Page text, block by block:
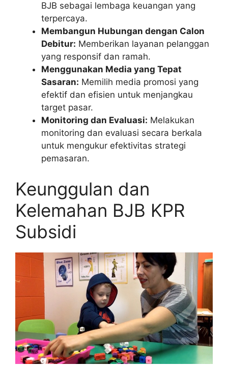
BJB sebagai lembaga keuangan yang
terpercaya.
Membangun Hubungan dengan Calon
Debitur: Memberikan layanan pelanggan
yang responsif dan ramah.
Menggunakan Media yang Tepat
Sasaran: Memilih media promosi yang
efektif dan efisien untuk menjangkau
target pasar.
Monitoring dan Evaluasi: Melakukan
monitoring dan evaluasi secara berkala
untuk mengukur efektivitas strategi
pemasaran.
Keunggulan dan
Kelemahan BJB KPR
Subsidi